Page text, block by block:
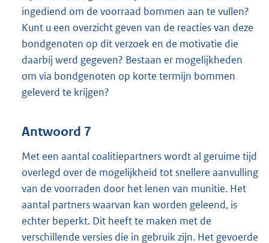
ingediend om de voorraad bommen aan te vullen?
Kunt u een overzicht geven van de reacties van deze
bondgenoten op dit verzoek en de motivatie die
daarbij werd gegeven? Bestaan er mogelijkheden
om via bondgenoten op korte termijn bommen
geleverd te krijgen?
Antwoord 7
Met een aantal coalitiepartners wordt al geruime tijd
overlegd over de mogelijkheid tot snellere aanvulling
van de voorraden door het lenen van munitie. Het
aantal partners waarvan kan worden geleend, is
echter beperkt. Dit heeft te maken met de
verschillende versies die in gebruik zijn. Het gevoerde